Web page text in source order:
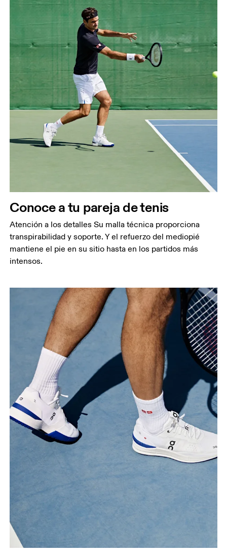
Conoce a tu pareja de tenis
Atención a los detalles Su malla técnica proporciona
transpirabilidad y soporte. Y el refuerzo del mediopié
mantiene el pie en su sitio hasta en los partidos más
intensos.